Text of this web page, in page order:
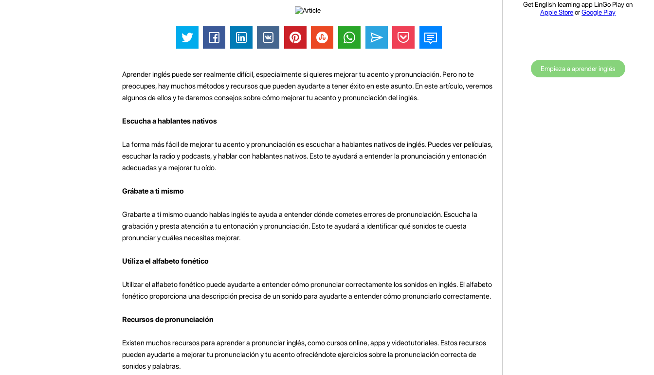
Aprender inglés puede ser realmente difícil, especialmente si quieres mejorar tu acento y pronunciación. Pero no te
preocupes, hay muchos métodos y recursos que pueden ayudarte a tener éxito en este asunto. En este artículo, veremos
algunos de ellos y te daremos consejos sobre cómo mejorar tu acento y pronunciación del inglés.
Escucha a hablantes nativos
La forma más fácil de mejorar tu acento y pronunciación es escuchar a hablantes nativos de inglés. Puedes ver películas,
escuchar la radio y podcasts, y hablar con hablantes nativos. Esto te ayudará a entender la pronunciación y entonación
adecuadas y a mejorar tu oído.
Grábate a ti mismo
Grabarte a ti mismo cuando hablas inglés te ayuda a entender dónde cometes errores de pronunciación. Escucha la
grabación y presta atención a tu entonación y pronunciación. Esto te ayudará a identificar qué sonidos te cuesta
pronunciar y cuáles necesitas mejorar.
Utiliza el alfabeto fonético
Utilizar el alfabeto fonético puede ayudarte a entender cómo pronunciar correctamente los sonidos en inglés. El alfabeto
fonético proporciona una descripción precisa de un sonido para ayudarte a entender cómo pronunciarlo correctamente.
Recursos de pronunciación
Existen muchos recursos para aprender a pronunciar inglés, como cursos online, apps y videotutoriales. Estos recursos
pueden ayudarte a mejorar tu pronunciación y tu acento ofreciéndote ejercicios sobre la pronunciación correcta de
sonidos y palabras.
Get English learning app LinGo Play on
Apple StoreorGoogle Play
Empieza a aprender inglés